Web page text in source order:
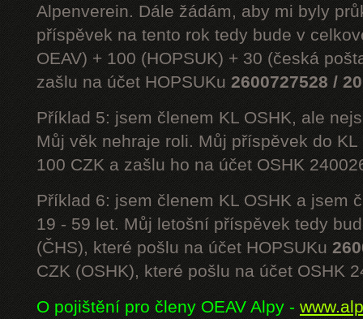
Alpenverein. Dále žádám, aby mi byly
příspěvek na tento rok tedy bude v
OEAV) + 100 (HOPSUK) + 30 (česká
zašlu na účet HOPSUKu 2600727528 /
Příklad 5: jsem členem KL OSHK, ale
Můj věk nehraje roli. Můj příspěvek do
100 CZK a zašlu ho na účet OSHK
Příklad 6: jsem členem KL OSHK a jsem
19 - 59 let. Můj letošní příspěvek tedy
(ČHS), které pošlu na účet HOPSUKu
CZK (OSHK), které pošlu na účet OSHK
O pojištění pro členy OEAV Alpy -